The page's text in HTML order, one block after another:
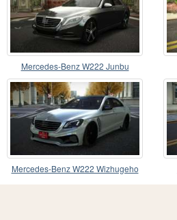
Mercedes-Benz W222 Junbu
Mercedes-Benz W222 Wizhugeho